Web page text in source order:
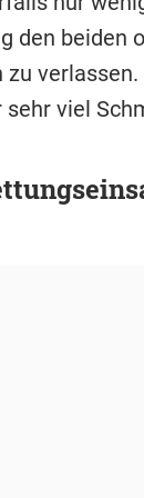
den beiden
zu
viel